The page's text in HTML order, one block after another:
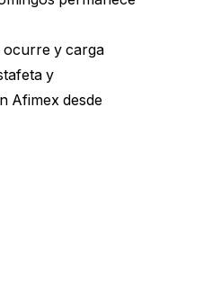
ocurre y carga
y
Afimex desde